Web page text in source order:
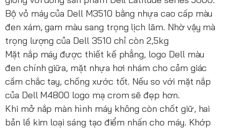
Bộ vỏ máy của Dell M3510 bằng nhựa cao cấp màu
đen xám, gam màu sang trọng lịch lãm. Nhờ vậy mà
trọng lượng của Dell 3510 chỉ còn 2,5kg
Mặt nắp máy được thiết kế phẳng, logo Dell màu
đen chính giữa, mặt nhựa hơi nhám cho cảm giác
cầm chắc tay, chống xước tốt. Nếu so với mặt nắp
của Dell M4800 logo mạ crom sẽ đẹp hơn.
Khi mở nắp màn hình máy không còn chốt giữ, hai
bản lề kim loại sáng tạo điểm nhấn cho máy. Khớp